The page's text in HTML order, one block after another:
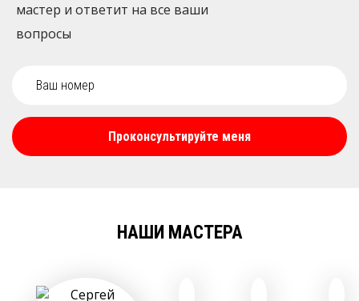
мастер и ответит на все ваши
вопросы
Проконсультируйте меня
НАШИ МАСТЕРА